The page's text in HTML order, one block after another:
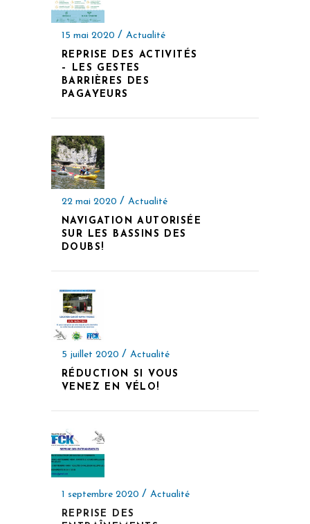
15 mai 2020
Actualité
REPRISE DES ACTIVITÉS
– LES GESTES
BARRIÈRES DES
PAGAYEURS
22 mai 2020
Actualité
NAVIGATION AUTORISÉE
SUR LES BASSINS DES
DOUBS!
5 juillet 2020
Actualité
RÉDUCTION SI VOUS
VENEZ EN VÉLO!
1 septembre 2020
Actualité
REPRISE DES